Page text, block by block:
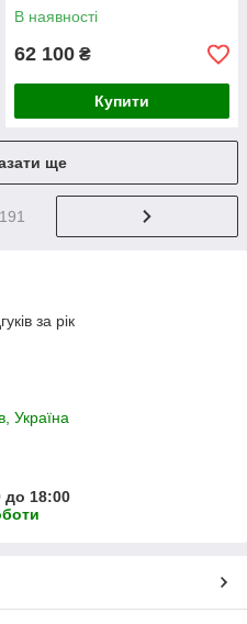
В наявності
62 100 ₴
Купити
ще
за рік
Україна
до 18:00